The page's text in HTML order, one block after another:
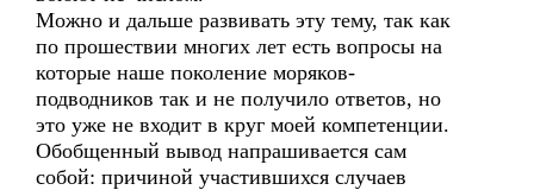
Можно и дальше развивать эту тему, так как
по прошествии многих лет есть вопросы на
которые наше поколение моряков-
подводников так и не получило ответов, но
это уже не входит в круг моей компетенции.
Обобщенный вывод напрашивается сам
собой: причиной участившихся случаев